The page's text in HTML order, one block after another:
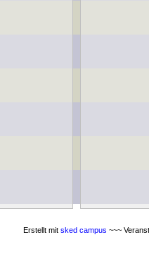
Erstellt mit sked campus ~~~